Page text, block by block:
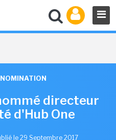
NOMINATION
directeur
d'Hub One
le 29 Septembre 2017